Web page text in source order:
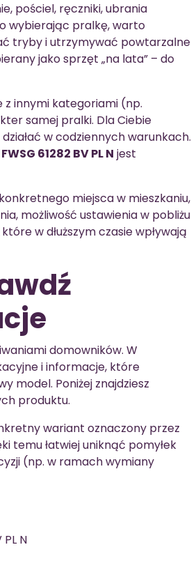
pościel, ręczniki, ubrania
wybierając pralkę, warto
tryby i utrzymywać powtarzalne
jako sprzęt „na lata” – do
innymi kategoriami (np.
samej pralki. Dla Ciebie
w codziennych warunkach.
61282 BV PL N jest
miejsca w mieszkaniu,
możliwość ustawienia w pobliżu
w dłuższym czasie wpływają
domowników. W
i informacje, które
model. Poniżej znajdziesz
produktu.
wariant oznaczony przez
temu łatwiej uniknąć pomyłek
(np. w ramach wymiany
N